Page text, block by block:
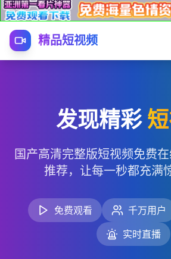
精品短视频
发现精彩短
国产高清完整版短视频免费
推荐，让每一秒都充满
免费观看 千万用户
实时直播